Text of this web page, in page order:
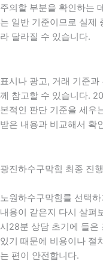
주의할 부분을 확인하는
는 일반 기준이므로 실제
라 달라질 수 있습니다.
표시나 광고, 거래 기준과
께 참고할 수 있습니다.
본적인 판단 기준을 세우
받은 내용과 비교해서 확
광진하수구막힘 최종 진
노원하수구막힘를 선택
내용이 같은지 다시 살펴
시28분 상담 초기에 들은
있기 때문에 비용이나 절
는 편이 안전합니다.